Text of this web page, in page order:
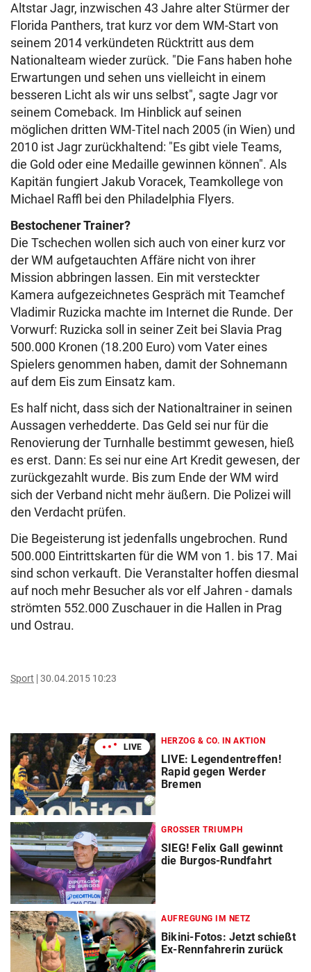
Altstar Jagr, inzwischen 43 Jahre alter Stürmer der
Florida Panthers, trat kurz vor dem WM-Start von
seinem 2014 verkündeten Rücktritt aus dem
Nationalteam wieder zurück. "Die Fans haben hohe
Erwartungen und sehen uns vielleicht in einem
besseren Licht als wir uns selbst", sagte Jagr vor
seinem Comeback. Im Hinblick auf seinen
möglichen dritten WM-Titel nach 2005 (in Wien) und
2010 ist Jagr zurückhaltend: "Es gibt viele Teams,
die Gold oder eine Medaille gewinnen können". Als
Kapitän fungiert Jakub Voracek, Teamkollege von
Michael Raffl bei den Philadelphia Flyers.
Bestochener Trainer?
Die Tschechen wollen sich auch von einer kurz vor
der WM aufgetauchten Affäre nicht von ihrer
Mission abbringen lassen. Ein mit versteckter
Kamera aufgezeichnetes Gespräch mit Teamchef
Vladimir Ruzicka machte im Internet die Runde. Der
Vorwurf: Ruzicka soll in seiner Zeit bei Slavia Prag
500.000 Kronen (18.200 Euro) vom Vater eines
Spielers genommen haben, damit der Sohnemann
auf dem Eis zum Einsatz kam.
Es half nicht, dass sich der Nationaltrainer in seinen
Aussagen verhedderte. Das Geld sei nur für die
Renovierung der Turnhalle bestimmt gewesen, hieß
es erst. Dann: Es sei nur eine Art Kredit gewesen, der
zurückgezahlt wurde. Bis zum Ende der WM wird
sich der Verband nicht mehr äußern. Die Polizei will
den Verdacht prüfen.
Die Begeisterung ist jedenfalls ungebrochen. Rund
500.000 Eintrittskarten für die WM von 1. bis 17. Mai
sind schon verkauft. Die Veranstalter hoffen diesmal
auf noch mehr Besucher als vor elf Jahren - damals
strömten 552.000 Zuschauer in die Hallen in Prag
und Ostrau.
Sport 30.04.2015 10:23
LIVE
HERZOG & CO. IN AKTION
LIVE: Legendentreffen!
Rapid gegen Werder
Bremen
GROSSER TRIUMPH
SIEG! Felix Gall gewinnt
die Burgos-Rundfahrt
AUFREGUNG IM NETZ
Bikini-Fotos: Jetzt schießt
Ex-Rennfahrerin zurück